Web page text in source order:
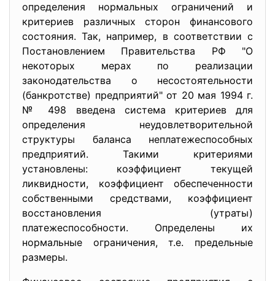
определения нормальных ограничений и
критериев различных сторон финансового
состояния. Так, например, в соответствии с
Постановлением Правительства РФ "О
некоторых мерах по реализации
законодательства о несостоятельности
(банкротстве) предприятий" от 20 мая 1994 г.
№ 498 введена система критериев для
определения неудовлетворительной
структуры баланса неплатежеспособных
предприятий. Такими критериями
установлены: коэффициент текущей
ликвидности, коэффициент обеспеченности
собственными средствами, коэффициент
восстановления (утраты)
платежеспособности. Определены их
нормальные ограничения, т.е. предельные
размеры.